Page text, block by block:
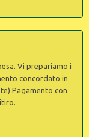
Vi prepariamo i
concordato in
Pagamento con